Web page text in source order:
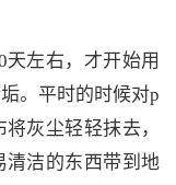
左右，才开始用
。平时的时候对p
灰尘轻轻抹去，
清洁的东西带到地